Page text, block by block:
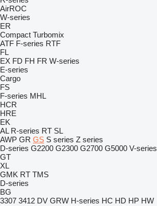
AirROC
W-series
ER
Compact Turbomix
ATF F-series RTF
FL
EX FD FH FR W-series
E-series
Cargo
FS
F-series MHL
HCR
HRE
EK
AL R-series RT SL
AWP GR GS S series Z series
D-series G2200 G2300 G2700 G5000 V-series
GT
XL
GMK RT TMS
D-series
BG
3307 3412 DV GRW H-series HC HD HP HW